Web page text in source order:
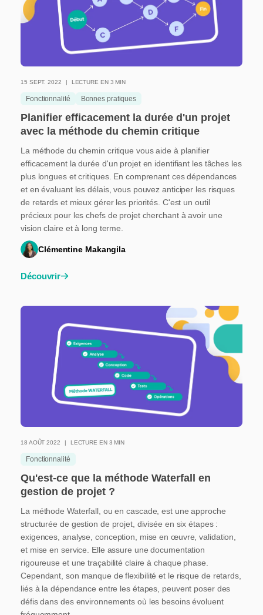
15 SEPT. 2022 LECTURE EN 3 MIN
Fonctionnalité Bonnes pratiques
Planifier efficacement la durée d'un projet
avec la méthode du chemin critique
La méthode du chemin critique vous aide à planifier
efficacement la durée d'un projet en identifiant les tâches les
plus longues et critiques. En comprenant ces dépendances
et en évaluant les délais, vous pouvez anticiper les risques
de retards et mieux gérer les priorités. C'est un outil
précieux pour les chefs de projet cherchant à avoir une
vision claire et à long terme.
Clémentine Makangila
Découvrir
18 AOÛT 2022 LECTURE EN 3 MIN
Fonctionnalité
Qu'est-ce que la méthode Waterfall en
gestion de projet ?
La méthode Waterfall, ou en cascade, est une approche
structurée de gestion de projet, divisée en six étapes :
exigences, analyse, conception, mise en œuvre, validation,
et mise en service. Elle assure une documentation
rigoureuse et une traçabilité claire à chaque phase.
Cependant, son manque de flexibilité et le risque de retards,
liés à la dépendance entre les étapes, peuvent poser des
défis dans des environnements où les besoins évoluent